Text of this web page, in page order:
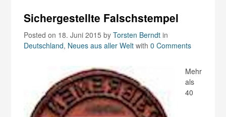
Sichergestellte Falschstempel
Posted on 18. Juni 2015byTorsten Berndt in
Deutschland, Neues aus aller Welt with0 Comments
Mehr
als
40